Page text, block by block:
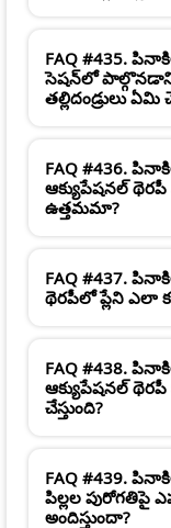
FAQ #435.
సెషన్‌లో
తల్లిదండ్రులు
FAQ #436.
ఆక్యుపేషనల్
ఉత్తమమా?
FAQ #437.
థెరపీలో ప్లేని ఎలా
FAQ #438.
ఆక్యుపేషనల్
చేస్తుంది?
FAQ #439.
పిల్లల పురోగతిపై
అందిస్తుందా?